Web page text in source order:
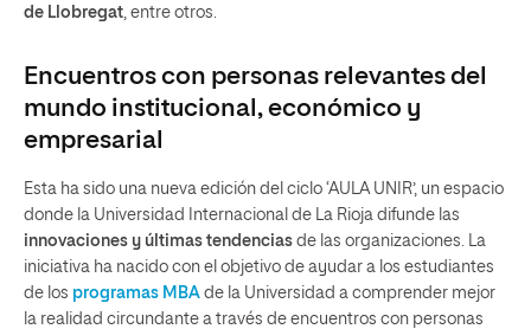
de Llobregat , entre otros.
Encuentros con personas relevantes del
mundo institucional, económico y
empresarial
Esta ha sido una nueva edición del ciclo ‘AULA UNIR’, un espacio
donde la Universidad Internacional de La Rioja difunde las
innovaciones y últimas tendencias de las organizaciones. La
iniciativa ha nacido con el objetivo de ayudar a los estudiantes
de los programas MBA de la Universidad a comprender mejor
la realidad circundante a través de encuentros con personas